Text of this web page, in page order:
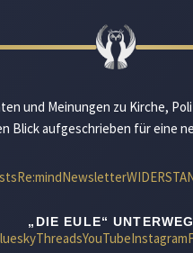
und Meinungen zu Kirche,
Blick aufgeschrieben für eine
Re:mindNewsletter
„DIE EULE“
ThreadsYouTubeInstagram